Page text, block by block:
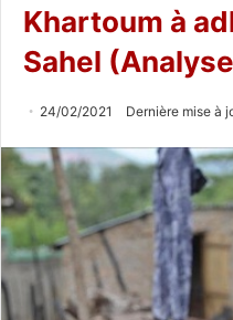
Khartoum à
Sahel
24/02/2021 Dernière mise à